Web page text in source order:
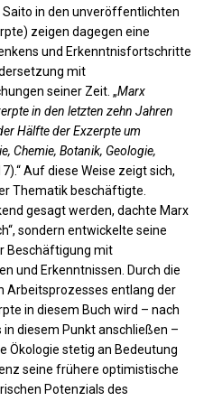
Saito in den unveröffentlichten
zeigen dagegen eine
und Erkenntnisfortschritte
mit
seiner Zeit. „Marx
in den letzten zehn Jahren
Hälfte der Exzerpte um
Chemie, Botanik, Geologie,
Auf diese Weise zeigt sich,
Thematik beschäftigte.
gesagt werden, dachte Marx
sondern entwickelte seine
Beschäftigung mit
und Erkenntnissen. Durch die
Arbeitsprozesses entlang der
in diesem Buch wird – nach
diesem Punkt anschließen –
Ökologie stetig an Bedeutung
seine frühere optimistische
Potenzials des